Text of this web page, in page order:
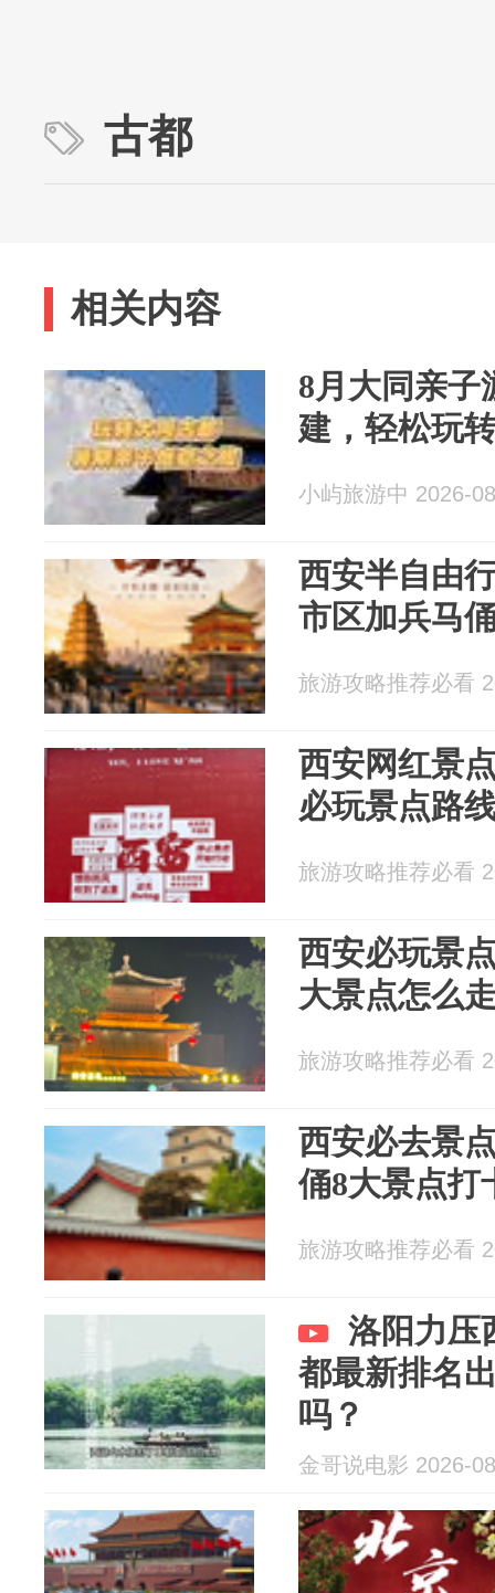
古都
相关内容
8月大同亲子
建，轻松玩
小屿旅游中 2026-
西安半自由
市区加兵马
旅游攻略推荐必看
西安网红景
必玩景点路
旅游攻略推荐必看
西安必玩景
大景点怎么
旅游攻略推荐必看
西安必去景
俑8大景点打
旅游攻略推荐必看
洛阳力压
都最新排名
吗？
金哥说电影 2026-